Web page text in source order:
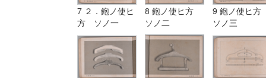
7 ２．鉋ノ使ヒ
方 ソノ一
8 鉋ノ使ヒ方
ソノ二
9 鉋ノ使ヒ
ソノ三